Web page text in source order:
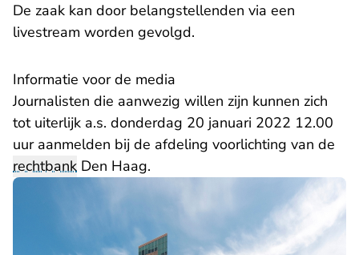
De zaak kan door belangstellenden via een
livestream worden gevolgd.
Informatie voor de media
Journalisten die aanwezig willen zijn kunnen zich
tot uiterlijk a.s. donderdag 20 januari 2022 12.00
uur aanmelden bij de afdeling voorlichting van de
rechtbank Den Haag.